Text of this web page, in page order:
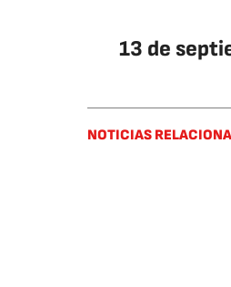
13 de
NOTICIAS